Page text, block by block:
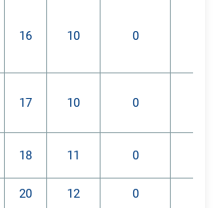
16 10 0
17 10 0
18 11 0
20 12 0